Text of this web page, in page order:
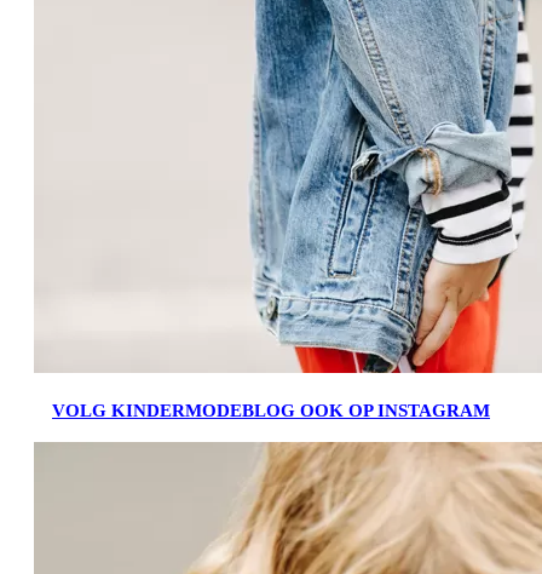
VOLG KINDERMODEBLOG OOK OP INSTAGRAM